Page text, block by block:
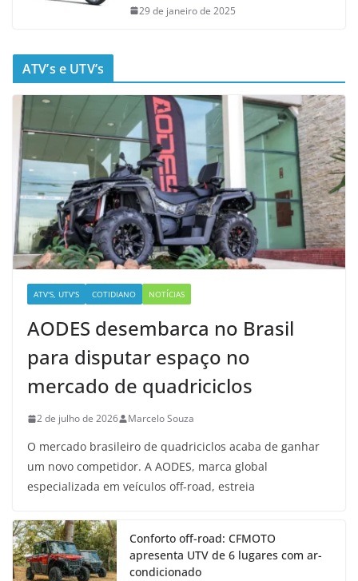
29 de janeiro de 2025
ATV’s e UTV’s
ATV'S, UTV'S COTIDIANO NOTÍCIAS
AODES desembarca no Brasil
para disputar espaço no
mercado de quadriciclos
2 de julho de 2026 Marcelo Souza
O mercado brasileiro de quadriciclos acaba de ganhar
um novo competidor. A AODES, marca global
especializada em veículos off-road, estreia
Conforto off-road: CFMOTO
apresenta UTV de 6 lugares com ar-
condicionado